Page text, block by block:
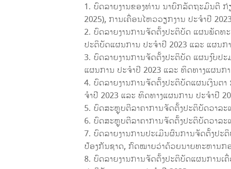
ບົດລາຍງານຂອງທ່ານ ນາຍົກລັດຖະມົນຕີ ກ່
2025), ການເຄື່ອນໄຫວວຽກງານ ປະຈຳປີ
ບົດລາຍງານການຈັດຕັ້ງປະຕິບັດ ແຜນພັດທ
ປະຕິບັດແຜນການ ປະຈຳປີ 2023 ແລະ ແຜນກ
ບົດລາຍງານການຈັດຕັ້ງປະຕິບັດ ແຜນງົບປ
ແຜນການ ປະຈຳປີ 2023 ແລະ ທິດທາງແຜນກ
ບົດລາຍງານການຈັດຕັ້ງປະຕິບັດແຜນເງິນຕ
ຈໍາປີ 2023 ແລະ ທິດທາງແຜນການ ປະຈຳປີ
ບົດສະຫຼຸບຕີລາຄາການຈັດຕັ້ງປະຕິບັດວາລະ
ບົດສະຫຼຸບຕີລາຄາການຈັດຕັ້ງປະຕິບັດວາລະ
ບົດລາຍງານການປະເມີນຜົນການຈັດຕັ້ງປ
ປ້ອງກັນຊາດ, ກົດໝາຍວ່າດ້ວຍນາຍທະຫານກ
ບົດລາຍງານການຈັດຕັ້ງປະຕິບັດແຜນການເ